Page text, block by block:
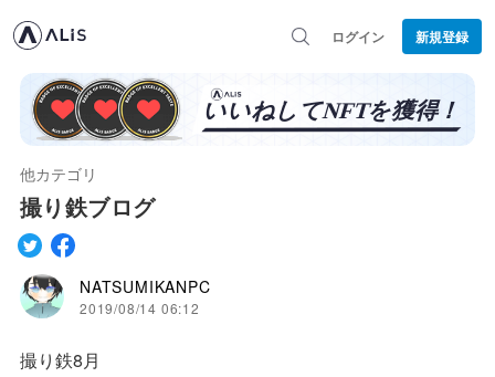
ログイン 新規登録
他カテゴリ
撮り鉄ブログ
NATSUMIKANPC
2019/08/14 06:12
撮り鉄8月